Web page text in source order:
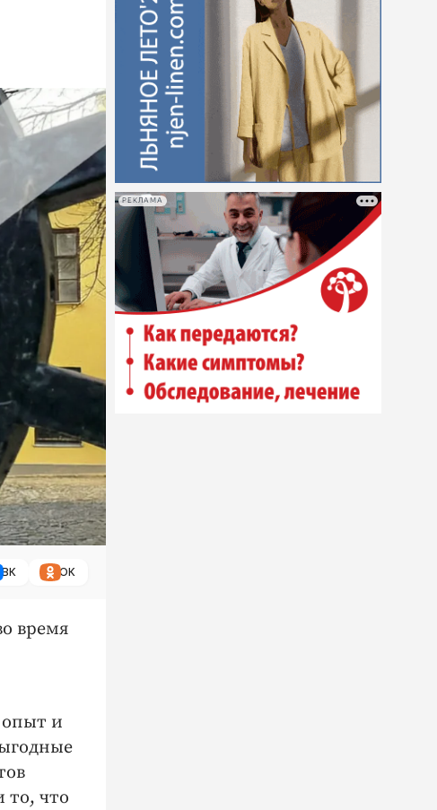
ВК ОК
время
опыт и
то, что
РЕКЛАМА